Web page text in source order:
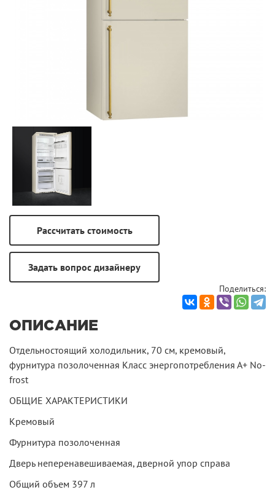
Поделиться:
ОПИСАНИЕ
Отдельностоящий холодильник, 70 см, кремовый,
фурнитура позолоченная Класс энергопотребления А+ No-
frost
ОБЩИЕ ХАРАКТЕРИСТИКИ
Кремовый
Фурнитура позолоченная
Дверь неперенавешиваемая, дверной упор справа
Общий объем 397 л